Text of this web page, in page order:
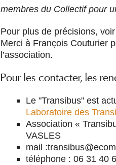
membres du Collectif pour
Pour plus de précisions,
Merci à François Couturier
l’association.
Pour les contacter, les
Le "Transibus" est
Laboratoire des
Association «
VASLES
mail
téléphone : 06 31 40